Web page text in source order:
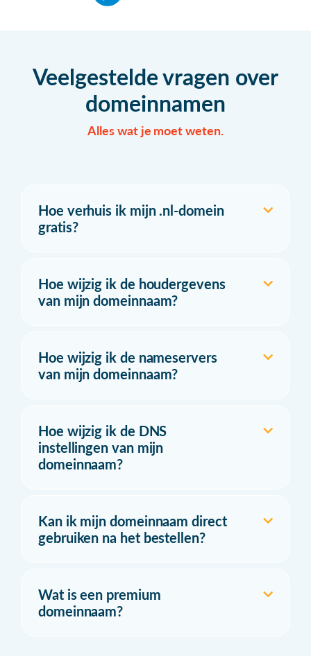
Veelgestelde vragen over
domeinnamen
Alles wat je moet weten.
Hoe verhuis ik mijn .nl-domein
gratis?
Hoe wijzig ik de houdergevens
van mijn domeinnaam?
Hoe wijzig ik de nameservers
van mijn domeinnaam?
Hoe wijzig ik de DNS
instellingen van mijn
domeinnaam?
Kan ik mijn domeinnaam direct
gebruiken na het bestellen?
Wat is een premium
domeinnaam?